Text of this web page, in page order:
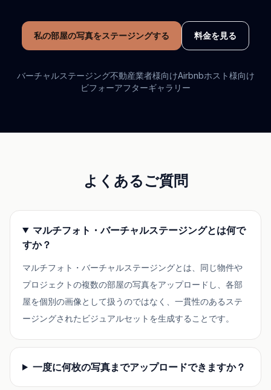
私の部屋の写真をステージングする 料金を見る
バーチャルステージング不動産業者様向けAirbnbホスト様向け
ビフォーアフターギャラリー
よくあるご質問
マルチフォト・バーチャルステージングとは何で
すか？
マルチフォト・バーチャルステージングとは、同じ物件や
プロジェクトの複数の部屋の写真をアップロードし、各部
屋を個別の画像として扱うのではなく、一貫性のあるステ
ージングされたビジュアルセットを生成することです。
一度に何枚の写真までアップロードできますか？